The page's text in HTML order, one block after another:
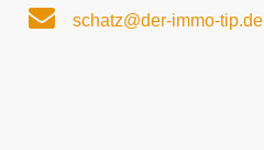
schatz@der-immo-tip.de